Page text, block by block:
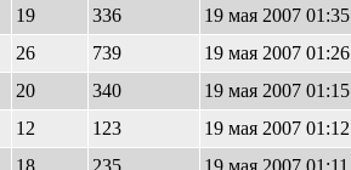
19 336
19 мая 2007 01:35
26 739
19 мая 2007 01:26
20 340
19 мая 2007 01:15
12 123
19 мая 2007 01:12
18 235
19 мая 2007 01:11